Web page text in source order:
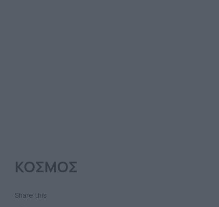
ΚΟΣΜΟΣ
Share this